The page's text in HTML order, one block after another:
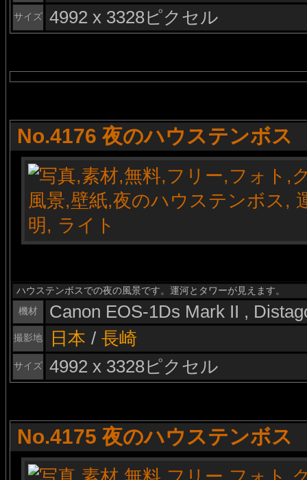
サイズ 4992 x 3328ピクセル
No.4176 夜のハウステンボス
ハウステンボスでの夜の風景です。運河とタワーが見えます。
機材
Canon EOS-1Ds Mark II ,
撮影地 日本 / 長崎
サイズ 4992 x 3328ピクセル
No.4175 夜のハウステンボス